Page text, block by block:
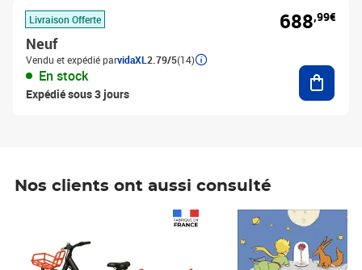
Livraison Offerte
Neuf
Vendu et expédié parvidaXL 2.79/5(14)
En stock
Expédié sous 3 jours
688,99€
Nos clients ont aussi consulté
Prix 7,50€